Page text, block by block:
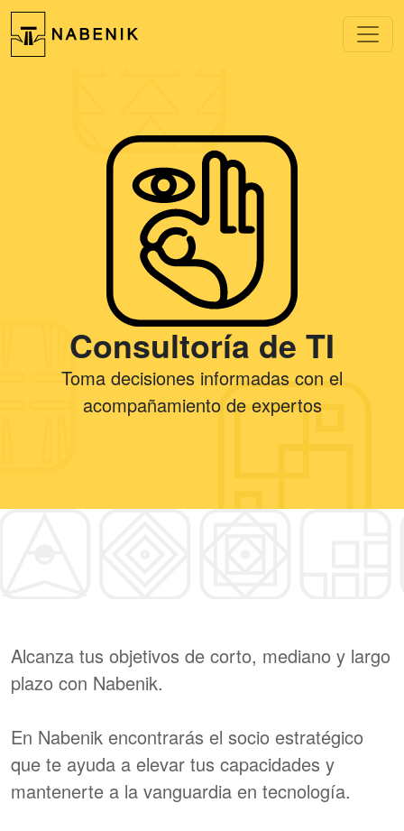
Consultoría de TI
Toma decisiones informadas con el
acompañamiento de expertos
Alcanza tus objetivos de corto, mediano y largo
plazo con Nabenik.
En Nabenik encontrarás el socio estratégico
que te ayuda a elevar tus capacidades y
mantenerte a la vanguardia en tecnología.